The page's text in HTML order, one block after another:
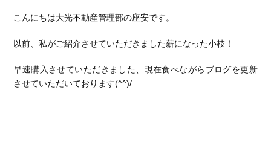
こんにちは大光不動産管理部の座安です。
以前、私がご紹介させていただきました薪になった小枝！
早速購入させていただきました、現在食べながらブログを更新
させていただいております(^^)/